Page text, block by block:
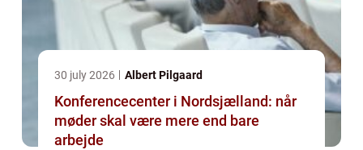
30 july 2026 Albert Pilgaard
Konferencecenter i Nordsjælland: når
møder skal være mere end bare
arbejde